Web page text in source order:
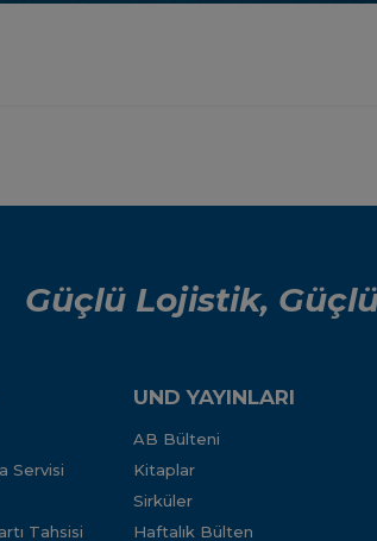
Güçlü Lojistik,
Servisi
Tahsisi
UND YAYINLARI
AB Bülteni
Kitaplar
Sirküler
Haftalık Bülten